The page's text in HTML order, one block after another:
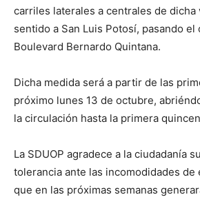
carriles laterales a centrales de dicha
sentido a San Luis Potosí, pasando el
Boulevard Bernardo Quintana.
Dicha medida será a partir de las
próximo lunes 13 de octubre,
la circulación hasta la primera
La SDUOP agradece a la ciudadanía
tolerancia ante las incomodidades de
que en las próximas semanas